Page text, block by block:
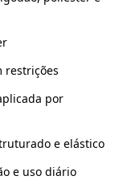
restrições
por
e elástico
e uso diário